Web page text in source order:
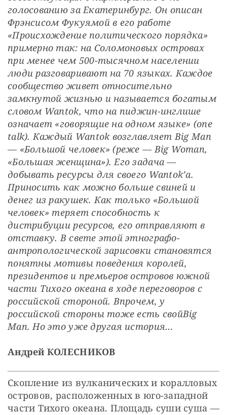
голосованию за Екатеринбург. Он описан
Фрэнсисом Фукуямой в его работе
«Происхождение политического порядка»
примерно так: на Соломоновых островах
при менее чем 500-тысячном населении
люди разговаривают на 70 языках. Каждое
сообщество живет относительно
замкнутой жизнью и называется богатым
словом Wantok, что на пиджин-инглише
означает «говорящие на одном языке» (one
talk). Каждый Wantok возглавляет Big Man
— «Большой человек» (реже — Big Woman,
«Большая женщина»). Его задача —
добывать ресурсы для своего Wantok’а.
Приносить как можно больше свиней и
денег из ракушек. Как только «Большой
человек» теряет способность к
дистрибуции ресурсов, его отправляют в
отставку. В свете этой этнографо-
антропологической зарисовки становятся
понятны мотивы поведения королей,
президентов и премьеров островов южной
части Тихого океана в ходе переговоров с
российской стороной. Впрочем, у
российской стороны тоже есть свойBig
Man. Но это уже другая история…
Андрей КОЛЕСНИКОВ
Скопление из вулканических и коралловых
островов, расположенных в юго-западной
части Тихого океана. Площадь суши суша —